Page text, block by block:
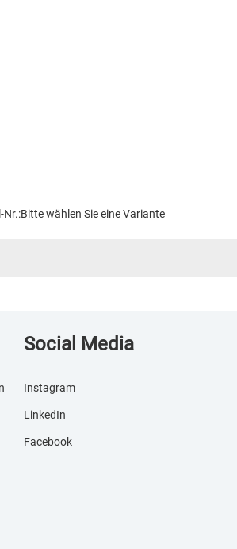
Nr.:Bitte wählen Sie eine Variante
Social Media
Instagram
LinkedIn
Facebook